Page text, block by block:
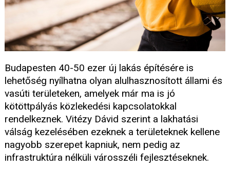
Budapesten 40-50 ezer új lakás építésére is
lehetőség nyílhatna olyan alulhasznosított állami és
vasúti területeken, amelyek már ma is jó
kötöttpályás közlekedési kapcsolatokkal
rendelkeznek. Vitézy Dávid szerint a lakhatási
válság kezelésében ezeknek a területeknek kellene
nagyobb szerepet kapniuk, nem pedig az
infrastruktúra nélküli városszéli fejlesztéseknek.